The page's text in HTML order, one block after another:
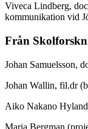
Viveca Lindberg,
kommunikation vid
Från
Johan Samuelsson,
Johan Wallin, fil.dr
Aiko Nakano
Maria Bergman